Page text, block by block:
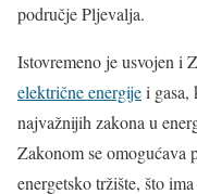
područje Pljevalja.
Istovremeno je usvojen i
električne energijei gasa,
najvažnijih zakona u
Zakonom se omogućava
energetsko tržište, što